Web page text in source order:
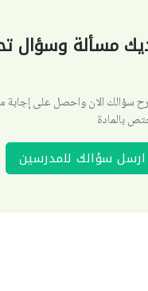
مسألة وسؤال
سؤالك الان واحصل على
بالمادة
ارسل سؤالك للمدرسين